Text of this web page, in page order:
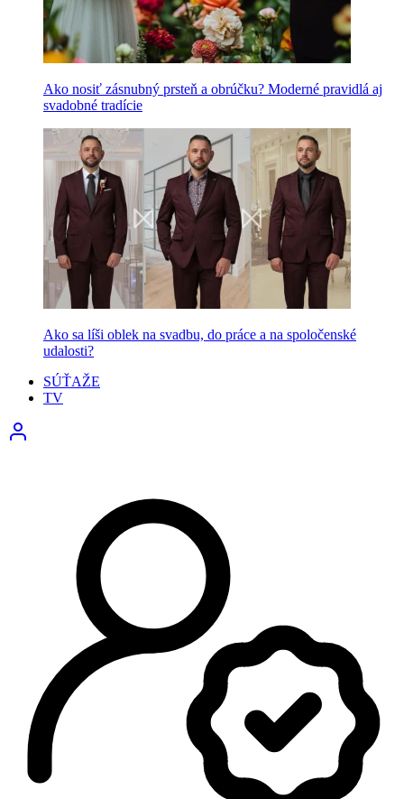
Ako nosiť zásnubný prsteň a obrúčku? Moderné pravidlá aj
svadobné tradície
Ako sa líši oblek na svadbu, do práce a na spoločenské
udalosti?
SÚŤAŽE
TV